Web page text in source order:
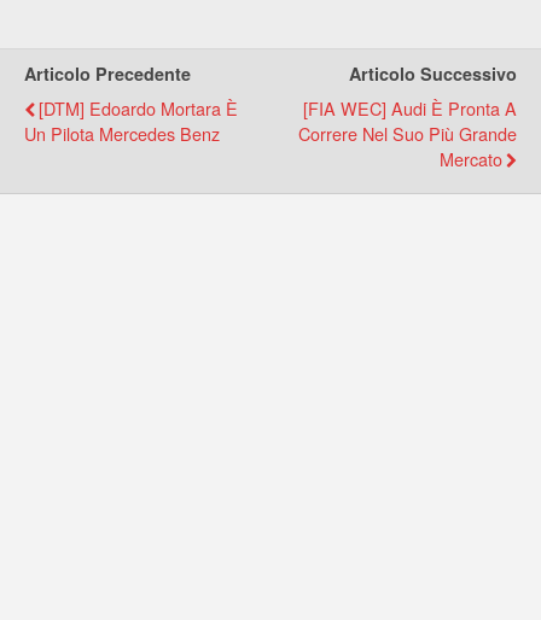
Articolo Precedente
[DTM] Edoardo Mortara È
Un Pilota Mercedes Benz
Articolo Successivo
[FIA WEC] Audi È Pronta A
Correre Nel Suo Più Grande
Mercato